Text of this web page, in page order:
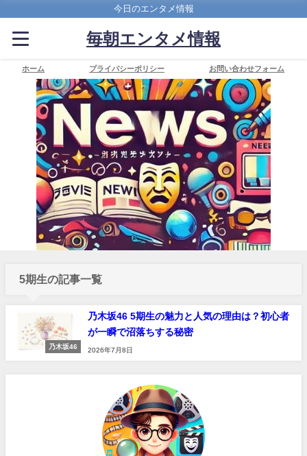
今日のエンタメ情報
毎朝エンタメ情報
ホーム プライバシーポリシー お問い合わせフォーム
5期生の記事一覧
乃木坂46
乃木坂46 5期生の魅力と人気の理由は？初心者
が一瞬で沼落ちする秘密
2026年7月8日